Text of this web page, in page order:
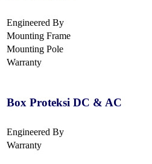
Engineered By
Mounting Frame
Mounting Pole
Warranty
Box Proteksi DC & AC
Engineered By
Warranty